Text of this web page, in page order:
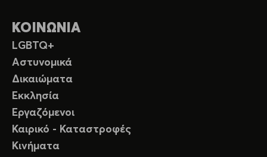
ΚΟΙΝΩΝΙΑ
LGBTQ+
Αστυνομικά
Δικαιώματα
Εκκλησία
Εργαζόμενοι
Καιρικό - Καταστροφές
Κινήματα